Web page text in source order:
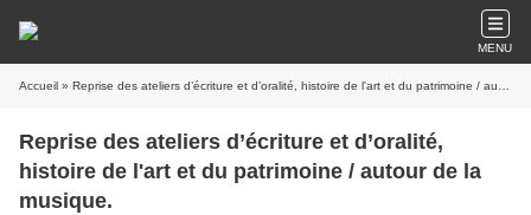
MENU
Accueil » Reprise des ateliers d’écriture et d’oralité, histoire de l'art et du patrimoine / autour de la musique.
Reprise des ateliers d’écriture et d’oralité,
histoire de l'art et du patrimoine / autour de la
musique.